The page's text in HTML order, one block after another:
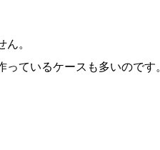
。
ているケースも多いのです。